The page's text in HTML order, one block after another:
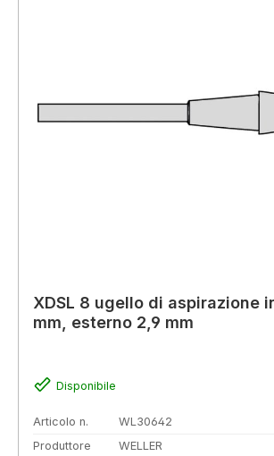
XDSL 8 ugello di aspirazione
mm, esterno 2,9 mm
Disponibile
Articolo n.
WL30642
Produttore
WELLER